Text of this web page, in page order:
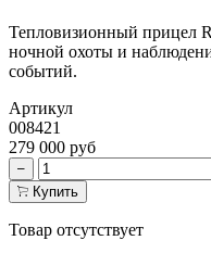
Тепловизионный прицел
ночной охоты и
событий.
Артикул
008421
279 000 руб
Купить
Товар отсутствует